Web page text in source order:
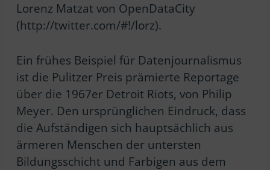
Lorenz Matzat von OpenDataCity
(http://twitter.com/#!/lorz).
Ein frühes Beispiel für Datenjournalismus
ist die Pulitzer Preis prämierte Reportage
über die 1967er Detroit Riots, von Philip
Meyer. Den ursprünglichen Eindruck, dass
die Aufständigen sich hauptsächlich aus
ärmeren Menschen der untersten
Bildungsschicht und Farbigen aus dem